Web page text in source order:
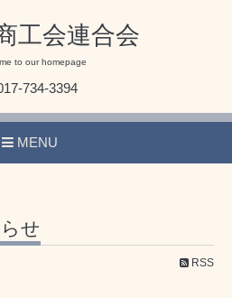
工会連合会
to our homepage
734-3394
MENU
せ
RSS